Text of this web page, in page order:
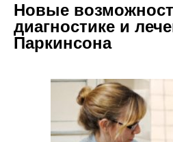
Новые
диагностике и
Паркинсона